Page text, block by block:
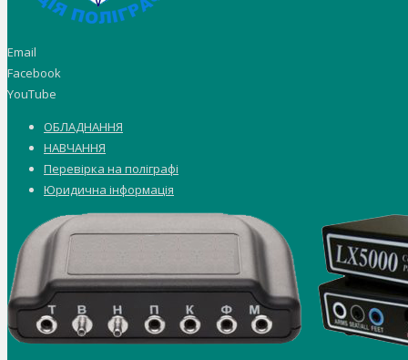
Email
Facebook
YouTube
ОБЛАДНАННЯ
НАВЧАННЯ
Перевірка на поліграфі
Юридична інформація